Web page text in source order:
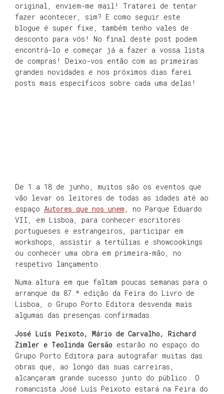
original, enviem-me mail! Tratarei de tentar
fazer acontecer, sim? E como seguir este
blogue é super fixe, também tenho vales de
desconto para vós! No final deste post podem
encontrá-lo e começar já a fazer a vossa lista
de compras! Deixo-vos então com as primeiras
grandes novidades e nos próximos dias farei
posts mais específicos sobre cada uma delas!
De 1 a 18 de junho, muitos são os eventos que
vão levar os leitores de todas as idades até ao
espaço Autores que nos unem , no Parque Eduardo
VII, em Lisboa, para conhecer escritores
portugueses e estrangeiros, participar em
workshops, assistir a tertúlias e showcookings
ou conhecer uma obra em primeira-mão, no
respetivo lançamento.
Numa altura em que faltam poucas semanas para o
arranque da 87.ª edição da Feira do Livro de
Lisboa, o Grupo Porto Editora desvenda mais
algumas das presenças confirmadas.
José Luís Peixoto, Mário de Carvalho, Richard
Zimler e Teolinda Gersão estarão no espaço do
Grupo Porto Editora para autografar muitas das
obras que, ao longo das suas carreiras,
alcançaram grande sucesso junto do público. O
romancista José Luís Peixoto estará na Feira do